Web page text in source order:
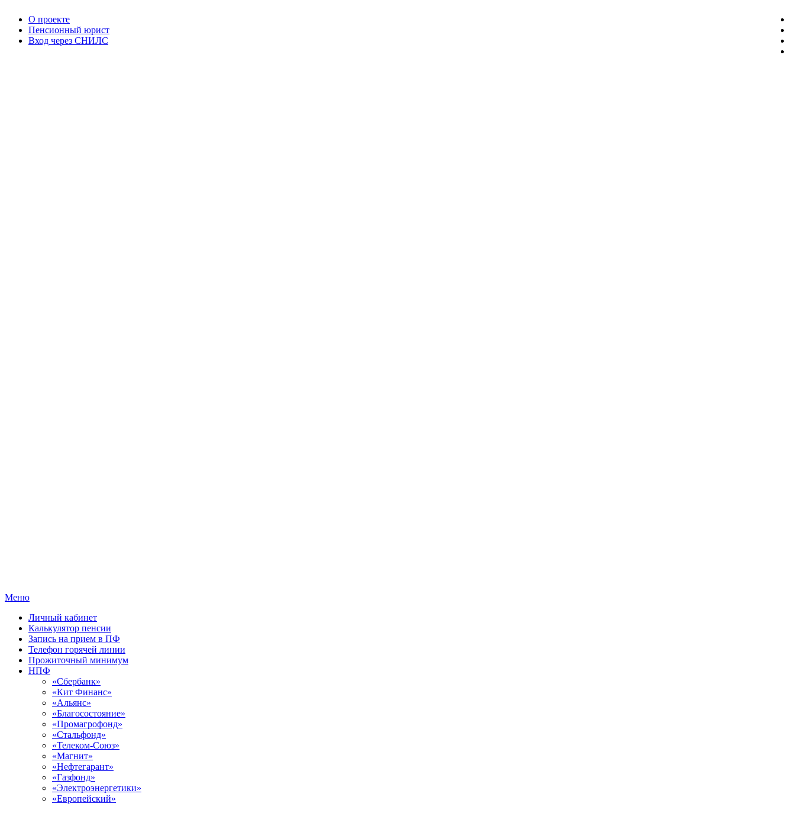
О проекте
Пенсионный юрист
Вход через СНИЛС
Меню
Личный кабинет
Калькулятор пенсии
Запись на прием в ПФ
Телефон горячей линии
Прожиточный минимум
НПФ
«Сбербанк»
«Кит Финанс»
«Альянс»
«Благосостояние»
«Промагрофонд»
«Стальфонд»
«Телеком-Союз»
«Магнит»
«Нефтегарант»
«Газфонд»
«Электроэнергетики»
«Европейский»